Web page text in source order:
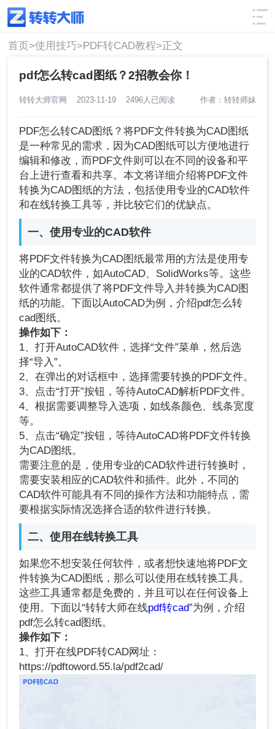
使用技巧 筛选
首页>使用技巧>PDF转CAD教程>正文
pdf怎么转cad图纸？2招教会你！
转转大师官网 2023-11-19 2496人已阅读 作者：转转师妹
PDF怎么转CAD图纸？将PDF文件转换为CAD图纸
是一种常见的需求，因为CAD图纸可以方便地进行
编辑和修改，而PDF文件则可以在不同的设备和平
台上进行查看和共享。本文将详细介绍将PDF文件
转换为CAD图纸的方法，包括使用专业的CAD软件
和在线转换工具等，并比较它们的优缺点。
一、使用专业的CAD软件
将PDF文件转换为CAD图纸最常用的方法是使用专
业的CAD软件，如AutoCAD、SolidWorks等。这些
软件通常都提供了将PDF文件导入并转换为CAD图
纸的功能。下面以AutoCAD为例，介绍pdf怎么转
cad图纸。
操作如下：
1、打开AutoCAD软件，选择“文件”菜单，然后选
择“导入”。
2、在弹出的对话框中，选择需要转换的PDF文件。
3、点击“打开”按钮，等待AutoCAD解析PDF文件。
4、根据需要调整导入选项，如线条颜色、线条宽度
等。
5、点击“确定”按钮，等待AutoCAD将PDF文件转换
为CAD图纸。
需要注意的是，使用专业的CAD软件进行转换时，
需要安装相应的CAD软件和插件。此外，不同的
CAD软件可能具有不同的操作方法和功能特点，需
要根据实际情况选择合适的软件进行转换。
二、使用在线转换工具
如果您不想安装任何软件，或者想快速地将PDF文
件转换为CAD图纸，那么可以使用在线转换工具。
这些工具通常都是免费的，并且可以在任何设备上
使用。下面以“转转大师在线pdf转cad”为例，介绍
pdf怎么转cad图纸。
操作如下：
1、打开在线PDF转CAD网址：
https://pdftoword.55.la/pdf2cad/